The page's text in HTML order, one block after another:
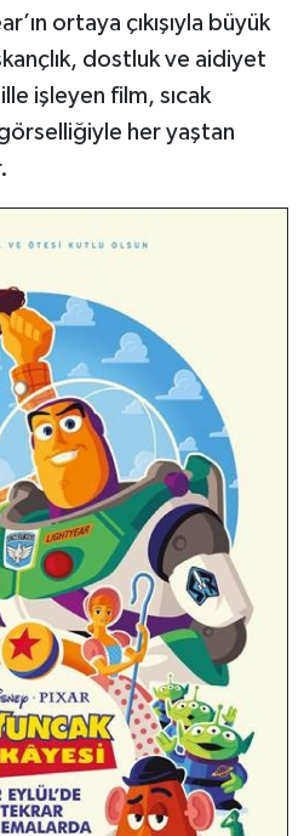
ortaya çıkışıyla büyük
dostluk ve aidiyet
işleyen film, sıcak
görselliğiyle her yaştan